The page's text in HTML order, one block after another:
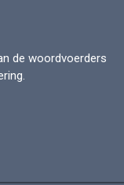
de woordvoerders